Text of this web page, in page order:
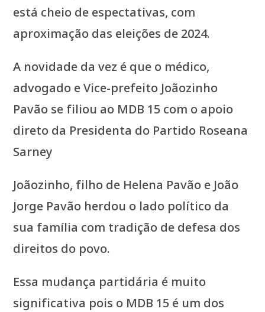
está cheio de espectativas, com
aproximação das eleições de 2024.
A novidade da vez é que o médico,
advogado e Vice-prefeito Joãozinho
Pavão se filiou ao MDB 15 com o apoio
direto da Presidenta do Partido Roseana
Sarney
Joãozinho, filho de Helena Pavão e João
Jorge Pavão herdou o lado político da
sua família com tradição de defesa dos
direitos do povo.
Essa mudança partidária é muito
significativa pois o MDB 15 é um dos